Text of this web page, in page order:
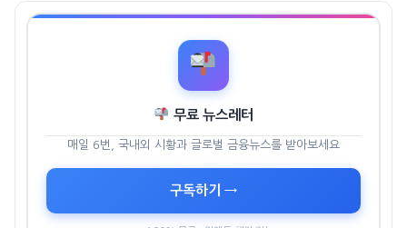
무료 뉴스레터
매일 6번, 국내외 시황과 글로벌 금융뉴스를 받아보세요
구독하기 →